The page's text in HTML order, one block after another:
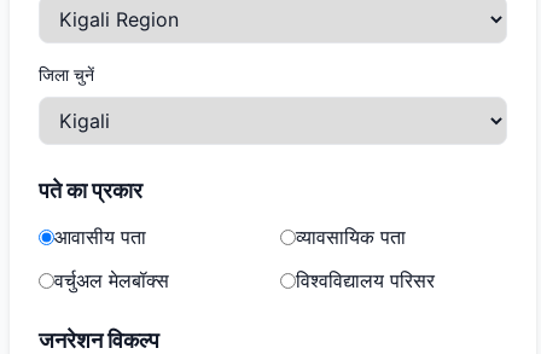
जिला चुनें
पते का प्रकार
आवासीय पता
व्यावसायिक पता
वर्चुअल मेलबॉक्स
विश्वविद्यालय परिसर
जनरेशन विकल्प